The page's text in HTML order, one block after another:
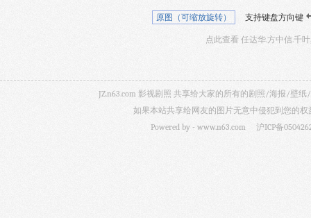
原图（可缩放旋转） 支持键盘方向键
点此查看 任达华.方中信.千
JZ.n63.com 影视剧照 共享给大家的所有的剧照/海报/壁
如果本站共享给网友的图片无意中侵犯到您的
Powered by - www.n63.com 沪ICP备